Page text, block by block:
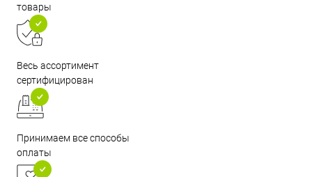
товары
Весь ассортимент
сертифицирован
Принимаем все способы
оплаты